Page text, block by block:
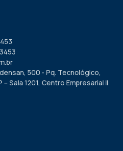
500 - Pq. Tecnológico,
Sala 1201, Centro Empresarial II